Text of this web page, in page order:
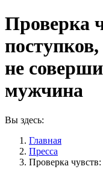
Проверка
не
мужчина
Вы здесь:
Главная
Пресса
Проверка